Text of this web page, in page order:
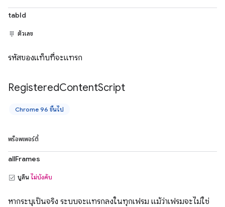
tabId
ตัวเลข
รหัสของแท็บที่จะแทรก
RegisteredContentScript
Chrome 96 ขึ้นไป
พร็อพเพอร์ตี้
allFrames
บูลีน ไม่บังคับ
หากระบุเป็นจริง ระบบจะแทรกลงในทุกเฟรม แม้ว่าเฟรมจะไม่ใช่